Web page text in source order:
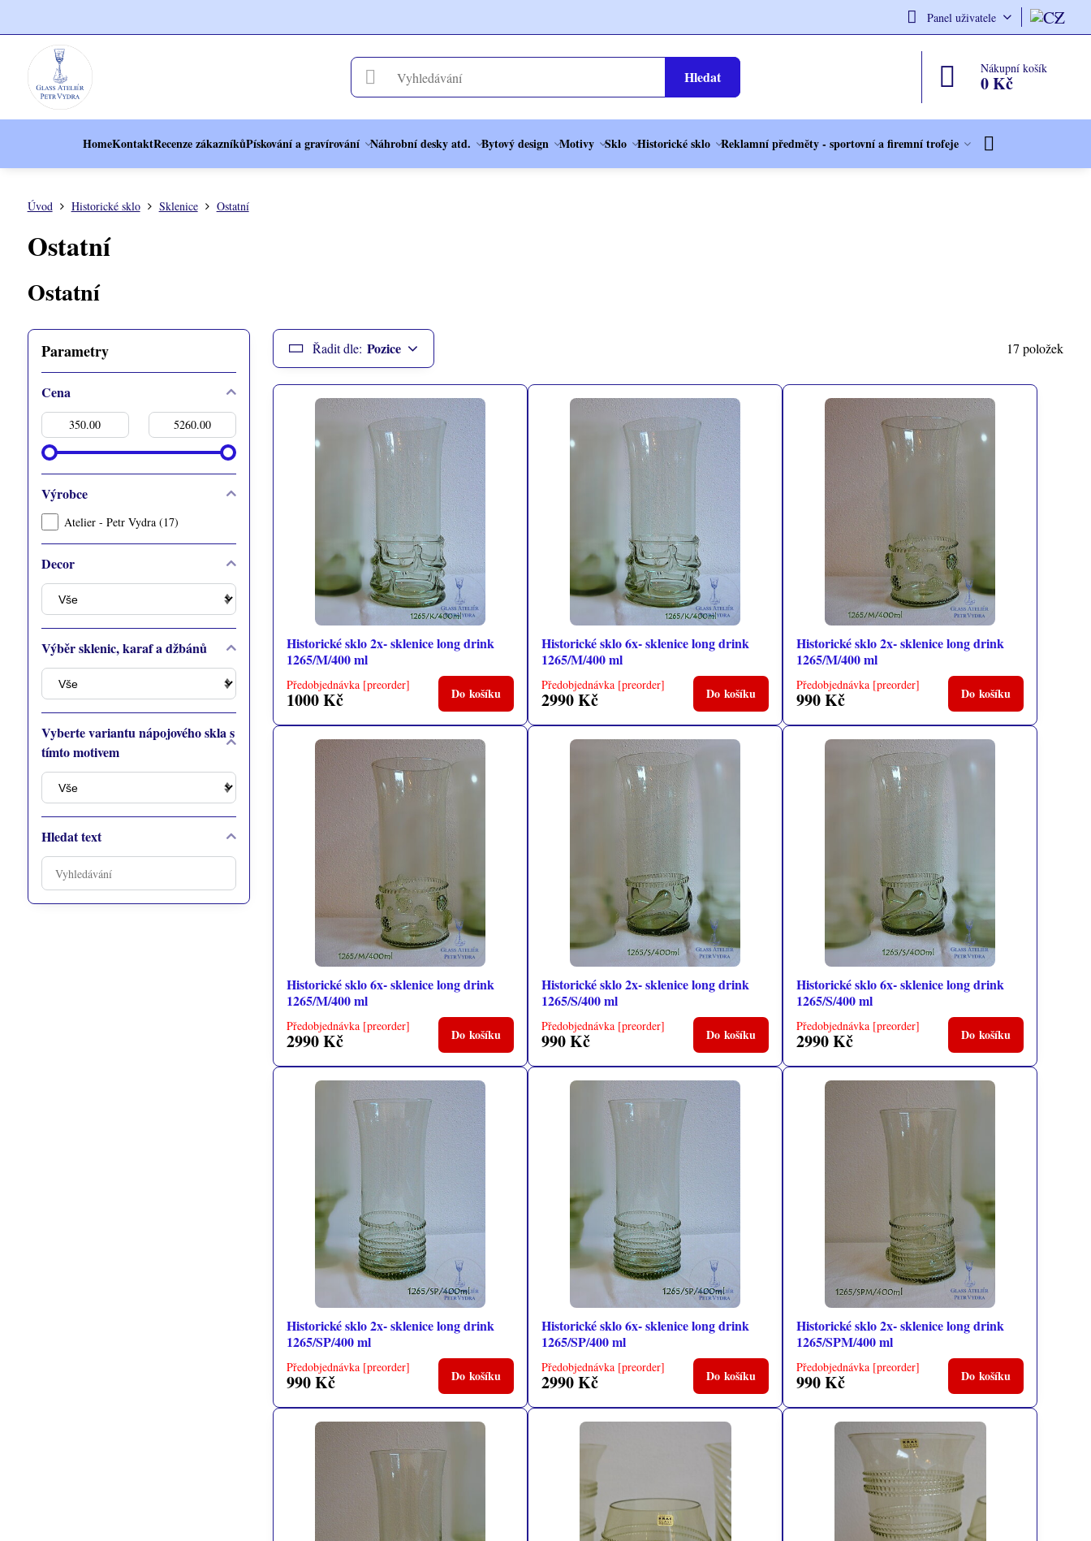
Panel uživatele
Hledat Nákupní košík
0 Kč
HomeKontaktRecenze zákazníkůPískování a gravírování Náhrobní desky atd. Bytový design Motivy Sklo Historické sklo Reklamní předměty - sportovní a firemní trofeje
Úvod Historické sklo Sklenice Ostatní
Ostatní
Ostatní
Řadit dle: Pozice 17 položek
Historické sklo 2x- sklenice long drink
1265/M/400 ml
Předobjednávka [preorder]
1000 Kč Do košíku
Historické sklo 6x- sklenice long drink
1265/M/400 ml
Předobjednávka [preorder]
2990 Kč Do košíku
Historické sklo 2x- sklenice long drink
1265/M/400 ml
Předobjednávka [preorder]
990 Kč Do košíku
Historické sklo 6x- sklenice long drink
1265/M/400 ml
Předobjednávka [preorder]
2990 Kč Do košíku
Historické sklo 2x- sklenice long drink
1265/S/400 ml
Předobjednávka [preorder]
990 Kč Do košíku
Historické sklo 6x- sklenice long drink
1265/S/400 ml
Předobjednávka [preorder]
2990 Kč Do košíku
Historické sklo 2x- sklenice long drink
1265/SP/400 ml
Předobjednávka [preorder]
990 Kč Do košíku
Historické sklo 6x- sklenice long drink
1265/SP/400 ml
Předobjednávka [preorder]
2990 Kč Do košíku
Historické sklo 2x- sklenice long drink
1265/SPM/400 ml
Předobjednávka [preorder]
990 Kč Do košíku
Parametry
Cena
Od: Do:
Výrobce
Atelier - Petr Vydra (17)
Decor
Výběr sklenic, karaf a džbánů
Vyberte variantu nápojového skla s
tímto motivem
Hledat text
Prohledat
výsledky
filtru